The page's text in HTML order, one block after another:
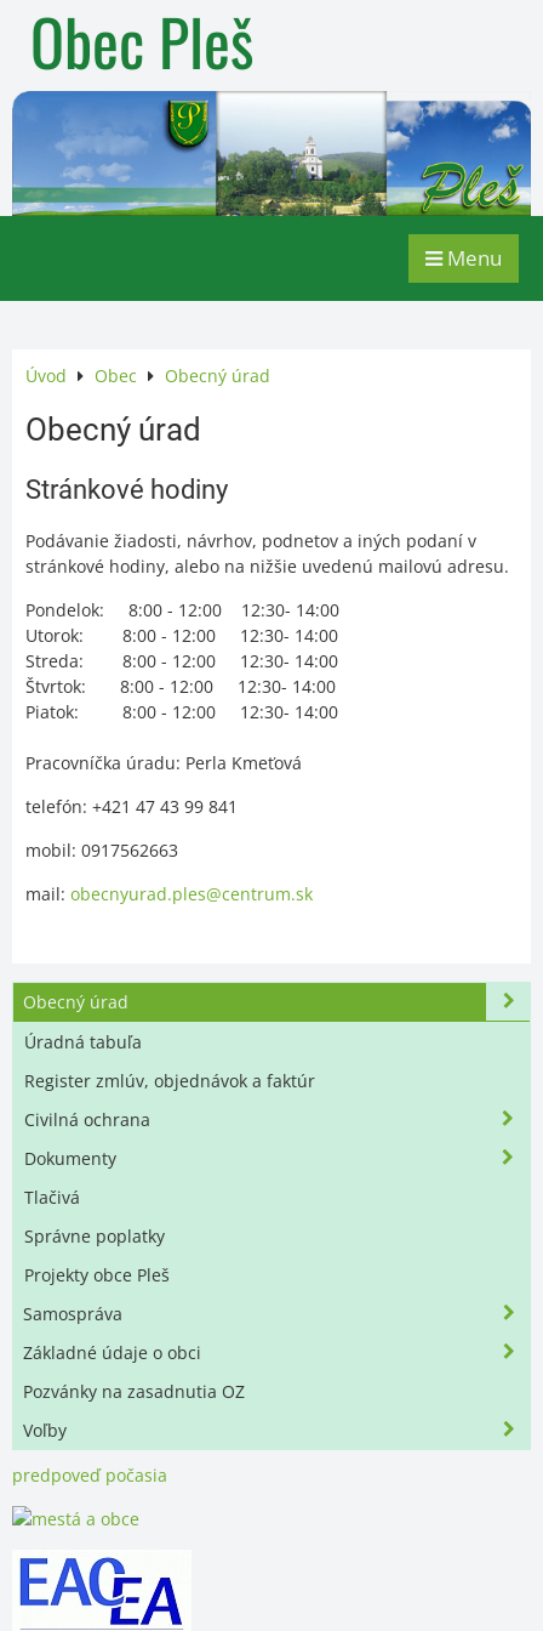
Obec Pleš
Menu
Úvod Obec Obecný úrad
Obecný úrad
Stránkové hodiny
Podávanie žiadosti, návrhov, podnetov a iných podaní v
stránkové hodiny, alebo na nižšie uvedenú mailovú adresu.
Pondelok: 8:00 - 12:00 12:30- 14:00
Utorok: 8:00 - 12:00 12:30- 14:00
Streda: 8:00 - 12:00 12:30- 14:00
Štvrtok: 8:00 - 12:00 12:30- 14:00
Piatok: 8:00 - 12:00 12:30- 14:00
Pracovníčka úradu: Perla Kmeťová
telefón: +421 47 43 99 841
mobil: 0917562663
mail: obecnyurad.ples@centrum.sk
Obecný úrad
Úradná tabuľa
Register zmlúv, objednávok a faktúr
Civilná ochrana
Dokumenty
Tlačivá
Správne poplatky
Projekty obce Pleš
Samospráva
Základné údaje o obci
Pozvánky na zasadnutia OZ
Voľby
predpoveď počasia